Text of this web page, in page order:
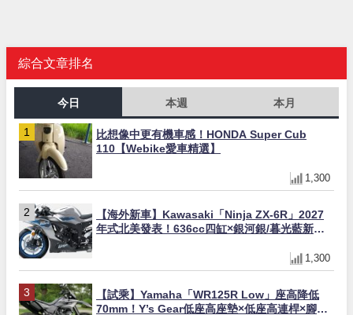
綜合文章排名
今日 本週 本月
比想像中更有機車感！HONDA Super Cub
110【Webike愛車精選】
1,300
【海外新車】Kawasaki「Ninja ZX-6R」2027
年式北美發表！636cc四缸×銀河銀/暮光藍新色
1,300
【試乘】Yamaha「WR125R Low」座高降低
70mm！Y’s Gear低座高座墊×低座高連桿×腳踏